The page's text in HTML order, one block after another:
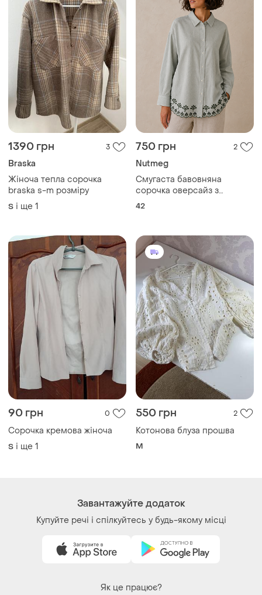
1390 грн 3
Braska
Жіноча тепла сорочка
braska s-m розміру
S і ще 1
750 грн 2
Nutmeg
Смугаста бавовняна
сорочка оверсайз з
вишивкою р.14
42
90 грн 0
Сорочка кремова жіноча
S і ще 1
550 грн 2
Котонова блуза прошва
M
Завантажуйте додаток
Купуйте речі і спілкуйтесь у будь-якому місці
Як це працює?